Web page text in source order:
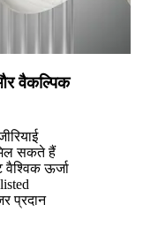
वैकल्पिक
सकते हैं
ऊर्जा
प्रदान